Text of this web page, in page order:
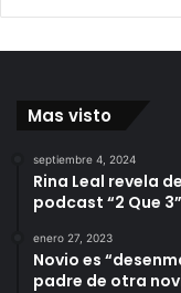
Mas visto
septiembre 4, 2024
Rina Leal revela
podcast “2 Que 3”
enero 27, 2023
Novio es
padre de otra